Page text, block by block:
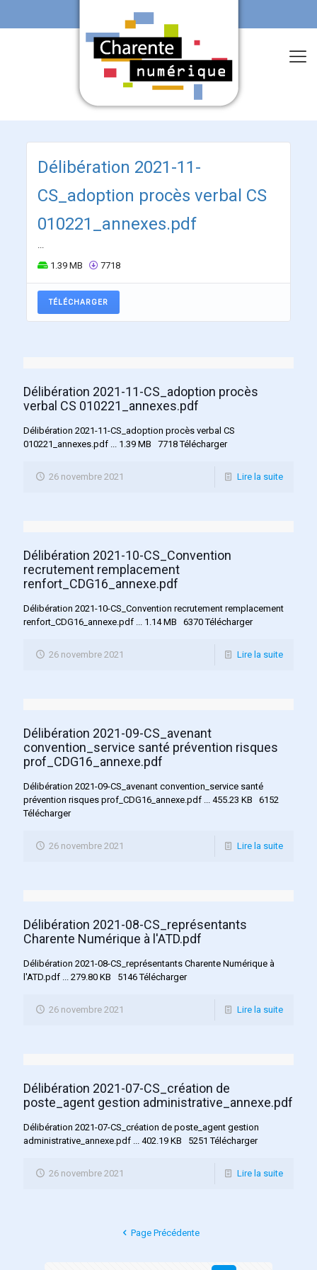
Délibération 2021-11-
CS_adoption procès verbal CS
010221_annexes.pdf
...
1.39 MB
7718
TÉLÉCHARGER
Délibération 2021-11-CS_adoption procès
verbal CS 010221_annexes.pdf
Délibération 2021-11-CS_adoption procès verbal CS
010221_annexes.pdf ... 1.39 MB 7718 Télécharger
26 novembre 2021 Lire la suite
Délibération 2021-10-CS_Convention
recrutement remplacement
renfort_CDG16_annexe.pdf
Délibération 2021-10-CS_Convention recrutement remplacement
renfort_CDG16_annexe.pdf ... 1.14 MB 6370 Télécharger
26 novembre 2021 Lire la suite
Délibération 2021-09-CS_avenant
convention_service santé prévention risques
prof_CDG16_annexe.pdf
Délibération 2021-09-CS_avenant convention_service santé
prévention risques prof_CDG16_annexe.pdf ... 455.23 KB 6152
Télécharger
26 novembre 2021 Lire la suite
Délibération 2021-08-CS_représentants
Charente Numérique à l'ATD.pdf
Délibération 2021-08-CS_représentants Charente Numérique à
l'ATD.pdf ... 279.80 KB 5146 Télécharger
26 novembre 2021 Lire la suite
Délibération 2021-07-CS_création de
poste_agent gestion administrative_annexe.pdf
Délibération 2021-07-CS_création de poste_agent gestion
administrative_annexe.pdf ... 402.19 KB 5251 Télécharger
26 novembre 2021 Lire la suite
Page Précédente